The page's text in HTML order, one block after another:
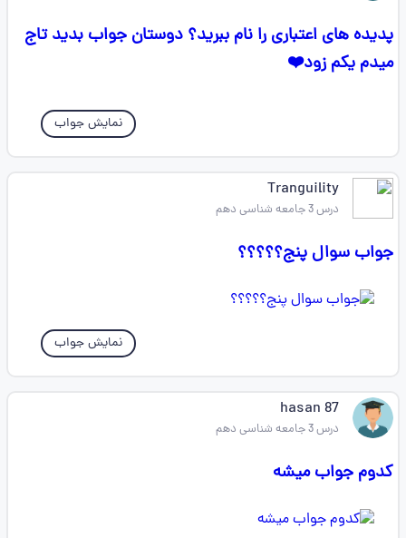
پدیده های اعتباری را نام ببرید؟ دوستان جواب بدید تاج
میدم یکم زود❤️
نمایش جواب
Tranguility
درس 3 جامعه شناسی دهم
جواب سوال پنج؟؟؟؟؟
نمایش جواب
hasan 87
درس 3 جامعه شناسی دهم
کدوم جواب میشه